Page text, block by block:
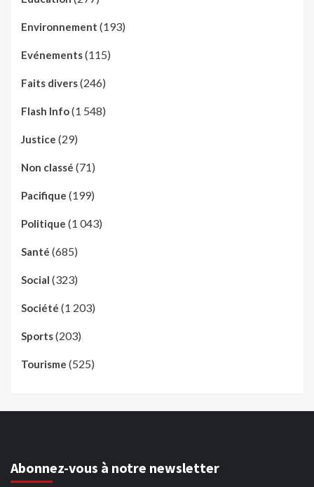
Environnement (193)
Evénements(115)
Faits divers(246)
Flash Info(1 548)
Justice (29)
Non classé (71)
Pacifique (199)
Politique (1 043)
Santé (685)
Social (323)
Société (1 203)
Sports(203)
Tourisme (525)
Abonnez-vous à notre newsletter